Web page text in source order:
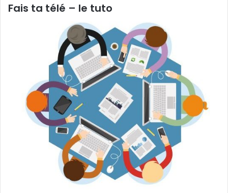
Fais ta télé – le tuto